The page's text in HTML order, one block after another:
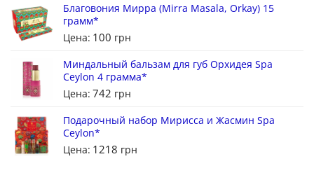
Благовония Мирра (Mirra Masala, Orkay) 15
грамм*
Цена: 100 грн
Миндальный бальзам для губ Орхидея Spa
Ceylon 4 грамма*
Цена: 742 грн
Подарочный набор Мирисса и Жасмин Spa
Ceylon*
Цена: 1218 грн